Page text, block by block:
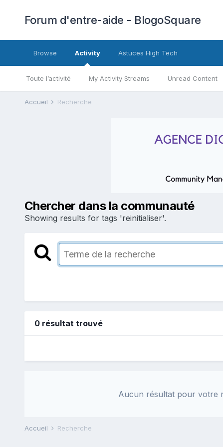
Forum d'entre-aide - BlogoSquare
Browse Activity
Toute l’activité My Activity Streams Unread Content
Astuces High Tech
Accueil Recherche
Chercher dans la communauté
Showing results for tags 'reinitialiser'.
0 résultat trouvé
Aucun résultat pour votre
Accueil Recherche